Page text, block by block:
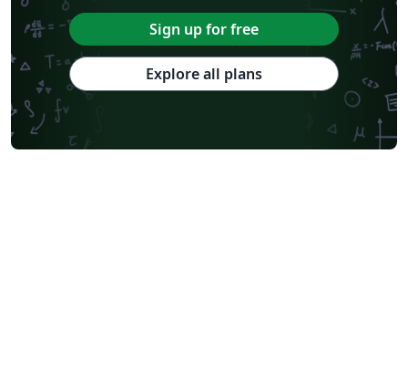
Sign up for free
Explore all plans